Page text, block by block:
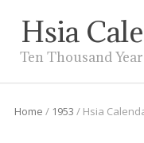
Hsia
Ten Thousand
Home / 1953 / Hsia